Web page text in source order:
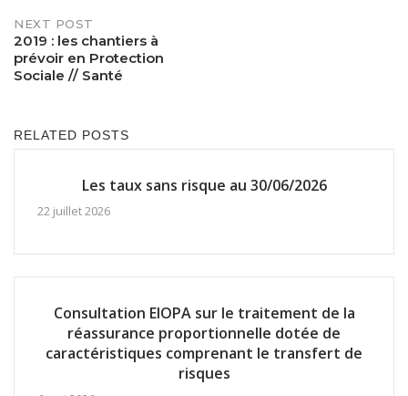
navigation
NEXT POST
2019 : les chantiers à
prévoir en Protection
Sociale // Santé
RELATED POSTS
Les taux sans risque au 30/06/2026
22 juillet 2026
Consultation EIOPA sur le traitement de la
réassurance proportionnelle dotée de
caractéristiques comprenant le transfert de
risques